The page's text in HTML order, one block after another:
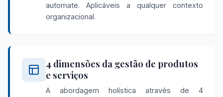
automate. Aplicáveis a qualquer contexto
organizacional.
4 dimensões da gestão de produtos
e serviços
A abordagem holística através de 4